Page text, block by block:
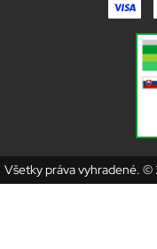
Všetky práva vyhradené.